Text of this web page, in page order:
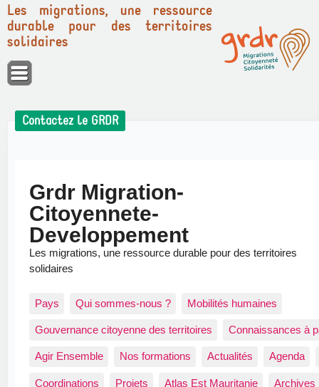
Panneau de gestion des cookies
Les migrations, une ressource
durable pour des territoires
solidaires
Contactez le GRDR